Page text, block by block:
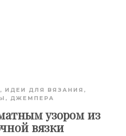
, ИДЕИ ДЛЯ ВЯЗАНИЯ ,
ДЖЕМПЕРА
узором из
вязки